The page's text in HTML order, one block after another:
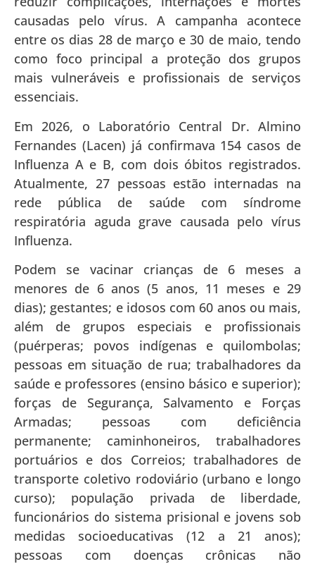
causadas pelo vírus. A campanha acontece
entre os dias 28 de março e 30 de maio, tendo
como foco principal a proteção dos grupos
mais vulneráveis ​​e profissionais de serviços
essenciais.
Em 2026, o Laboratório Central Dr. Almino
Fernandes (Lacen) já confirmava 154 casos de
Influenza A e B, com dois óbitos registrados.
Atualmente, 27 pessoas estão internadas na
rede pública de saúde com síndrome
respiratória aguda grave causada pelo vírus
Influenza.
Podem se vacinar crianças de 6 meses a
menores de 6 anos (5 anos, 11 meses e 29
dias); gestantes; e idosos com 60 anos ou mais,
além de grupos especiais e profissionais
(puérperas; povos indígenas e quilombolas;
pessoas em situação de rua; trabalhadores da
saúde e professores (ensino básico e superior);
forças de Segurança, Salvamento e Forças
Armadas; pessoas com deficiência
permanente; caminhoneiros, trabalhadores
portuários e dos Correios; trabalhadores de
transporte coletivo rodoviário (urbano e longo
curso); população privada de liberdade,
funcionários do sistema prisional e jovens sob
medidas socioeducativas (12 a 21 anos);
pessoas com doenças crônicas não